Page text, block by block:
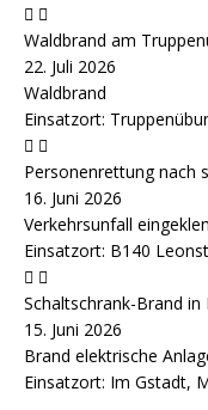
Waldbrand am
22. Juli 2026
Waldbrand
Einsatzort:
Personenrettung nach
16. Juni 2026
Verkehrsunfall
Einsatzort: B140
Schaltschrank-Brand
15. Juni 2026
Brand elektrische
Einsatzort: Im Gstadt,